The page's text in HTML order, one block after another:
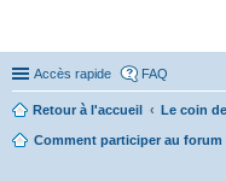
Accès rapide FAQ
Retour à l'accueil Le coin
Comment participer au forum